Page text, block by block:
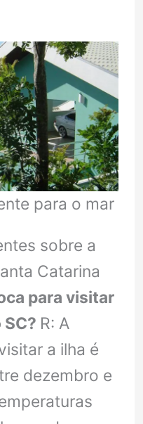
para o mar
sobre a
Catarina
para visitar
R: A
a ilha é
dezembro e